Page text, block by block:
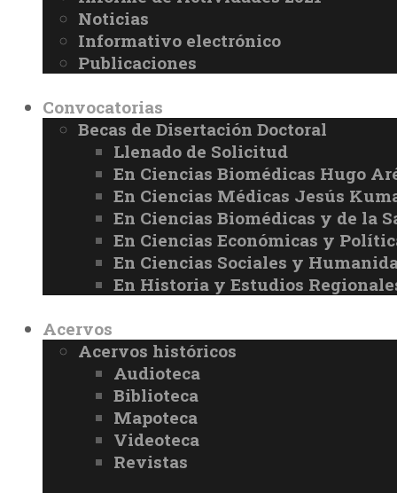
Noticias
Informativo electrónico
Publicaciones
Convocatorias
Becas de Disertación Doctoral
Llenado de Solicitud
En Ciencias Biomédicas Hugo
En Ciencias Médicas Jesús
En Ciencias Biomédicas y de la
En Ciencias Económicas y
En Ciencias Sociales y
En Historia y Estudios
Acervos
Acervos históricos
Audioteca
Biblioteca
Mapoteca
Videoteca
Revistas